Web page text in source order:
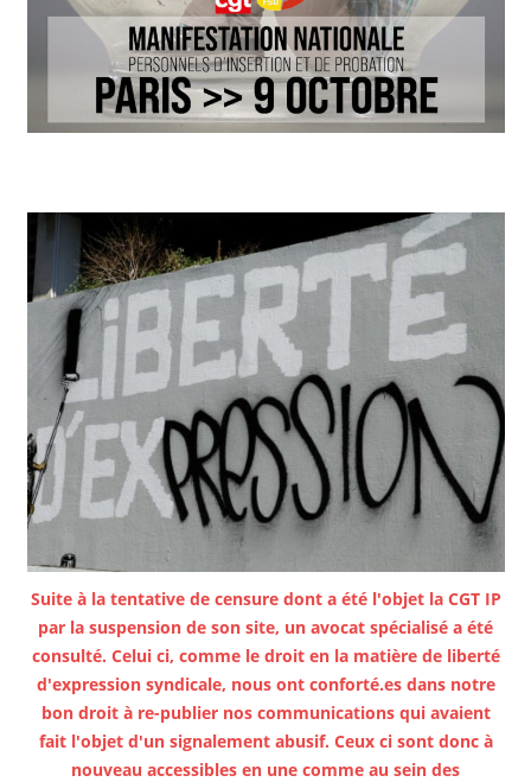
Suite à la tentative de censure dont a été l'objet la CGT IP
par la suspension de son site, un avocat spécialisé a été
consulté. Celui ci, comme le droit en la matière de liberté
d'expression syndicale, nous ont conforté.es dans notre
bon droit à re-publier nos communications qui avaient
fait l'objet d'un signalement abusif. Ceux ci sont donc à
nouveau accessibles en une comme au sein des